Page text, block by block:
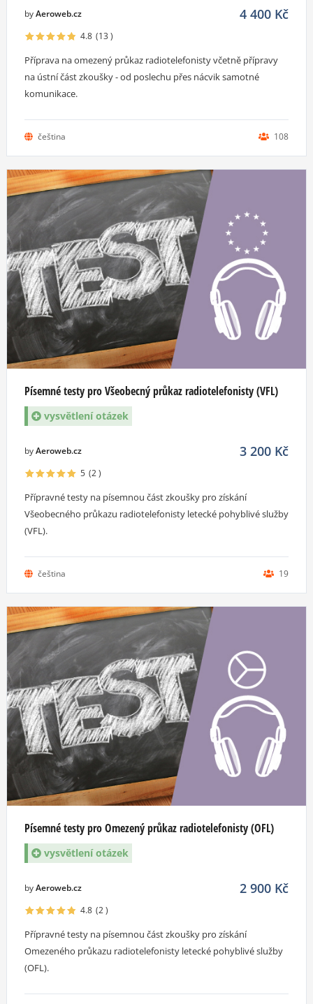
byAeroweb.cz 4 400 Kč
4.8 (13)
Příprava na omezený průkaz radiotelefonisty včetně přípravy
na ústní část zkoušky - od poslechu přes nácvik samotné
komunikace.
čeština 108
Písemné testy pro Všeobecný průkaz radiotelefonisty (VFL)
vysvětlení otázek
byAeroweb.cz 3 200 Kč
5 (2)
Přípravné testy na písemnou část zkoušky pro získání
Všeobecného průkazu radiotelefonisty letecké pohyblivé služby
(VFL).
čeština 19
Písemné testy pro Omezený průkaz radiotelefonisty (OFL)
vysvětlení otázek
byAeroweb.cz 2 900 Kč
4.8 (2)
Přípravné testy na písemnou část zkoušky pro získání
Omezeného průkazu radiotelefonisty letecké pohyblivé služby
(OFL).